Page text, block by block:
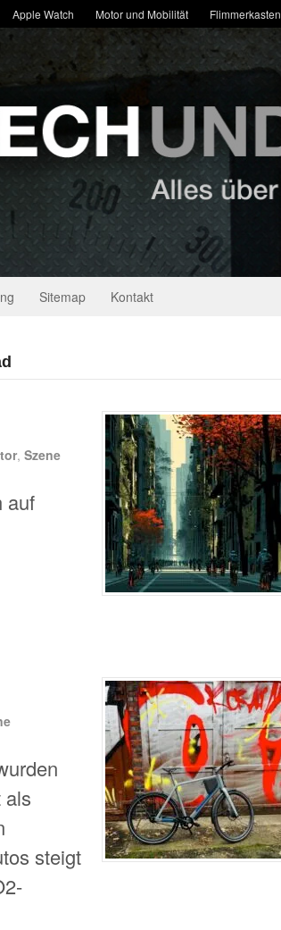
Apple Watch Motor und Mobilität Flimmerkasten
Sitemap Kontakt
, Szene
auf
als
steigt